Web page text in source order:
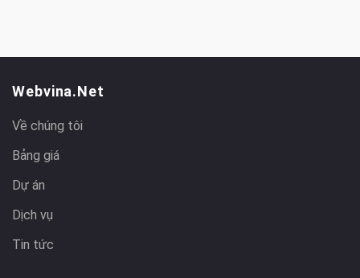
Webvina.net
Về chúng tôi
Bảng giá
Dự án
Dịch vụ
Tin tức